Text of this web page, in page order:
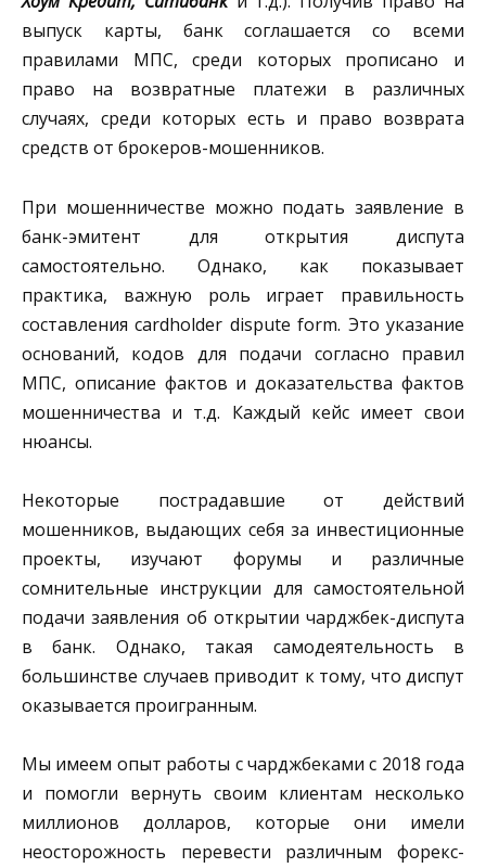
выпуск карты, банк соглашается со всеми
правилами МПС, среди которых прописано и
право на возвратные платежи в различных
случаях, среди которых есть и право возврата
средств от брокеров-мошенников.
При мошенничестве можно подать заявление в
банк-эмитент для открытия диспута
самостоятельно. Однако, как показывает
практика, важную роль играет правильность
составления cardholder dispute form. Это указание
оснований, кодов для подачи согласно правил
МПС, описание фактов и доказательства фактов
мошенничества и т.д. Каждый кейс имеет свои
нюансы.
Некоторые пострадавшие от действий
мошенников, выдающих себя за инвестиционные
проекты, изучают форумы и различные
сомнительные инструкции для самостоятельной
подачи заявления об открытии чарджбек-диспута
в банк. Однако, такая самодеятельность в
большинстве случаев приводит к тому, что диспут
оказывается проигранным.
Мы имеем опыт работы с чарджбеками с 2018 года
и помогли вернуть своим клиентам несколько
миллионов долларов, которые они имели
неосторожность перевести различным форекс-